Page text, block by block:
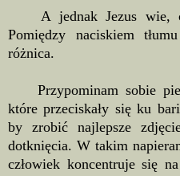
A jednak Jezus wie,
Pomiędzy naciskiem
różnica.
Przypominam sobie
które przeciskały się ku
by zrobić najlepsze
dotknięcia. W takim
człowiek koncentruje się